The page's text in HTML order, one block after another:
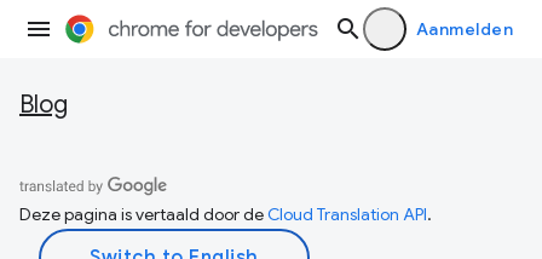
Aanmelden
Blog
Deze pagina is vertaald door deCloud Translation API.